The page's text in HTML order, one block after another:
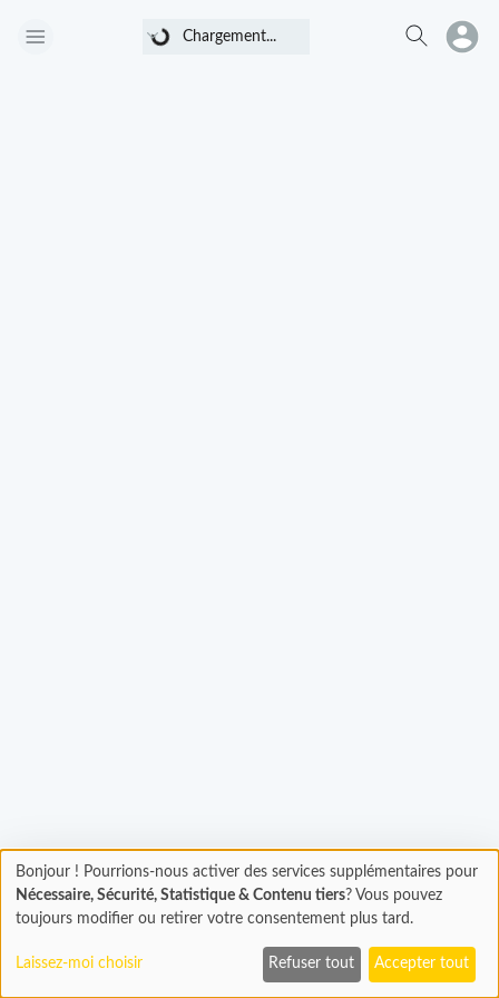
Chargement...
Chargement... Chargement
En cours...
Bonjour ! Pourrions-nous activer des services supplémentaires pour
Nécessaire, Sécurité, Statistique & Contenu tiers? Vous pouvez
toujours modifier ou retirer votre consentement plus tard.
Laissez-moi choisir Refuser tout Accepter tout